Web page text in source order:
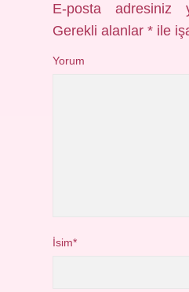
E-posta adresiniz
Gerekli alanlar* ile
Yorum
İsim*